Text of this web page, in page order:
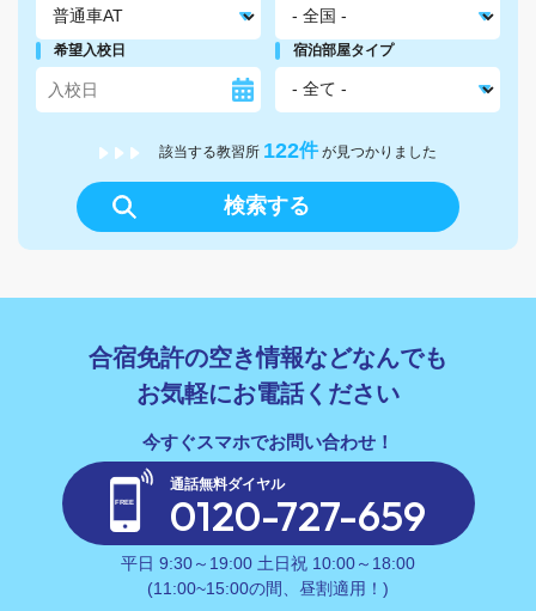
合宿免許の空き情報などなんでも
お気軽にお電話ください
通話無料ダイヤル
0120-727-659
平日 9:30～19:00 土日祝 10:00～18:00
(11:00~15:00の間、昼割適用！)
希望入校日 宿泊部屋タイプ
該当する教習所 122件 が見つかりました
検索する